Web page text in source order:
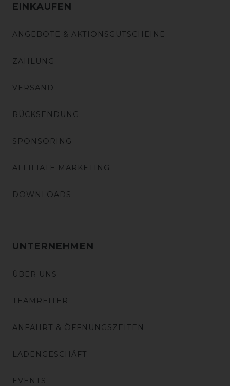
EINKAUFEN
ANGEBOTE & AKTIONSGUTSCHEINE
ZAHLUNG
VERSAND
RÜCKSENDUNG
SPONSORING
AFFILIATE MARKETING
DOWNLOADS
UNTERNEHMEN
ÜBER UNS
TEAMREITER
ANFAHRT & ÖFFNUNGSZEITEN
LADENGESCHÄFT
EVENTS